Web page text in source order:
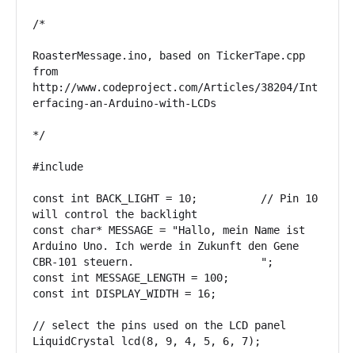
/*
RoasterMessage.ino, based on TickerTape.cpp
from
http://www.codeproject.com/Articles/38204/Int
erfacing-an-Arduino-with-LCDs
*/
#include
const int BACK_LIGHT = 10;          // Pin 10
will control the backlight
const char* MESSAGE = "Hallo, mein Name ist
Arduino Uno. Ich werde in Zukunft den Gene
CBR-101 steuern.                    ";
const int MESSAGE_LENGTH = 100;
const int DISPLAY_WIDTH = 16;
// select the pins used on the LCD panel
LiquidCrystal lcd(8, 9, 4, 5, 6, 7);